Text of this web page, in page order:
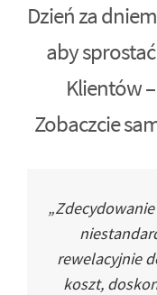
Dzień za
aby
Klientów
Zobaczcie
rewelacyjnie
koszt,